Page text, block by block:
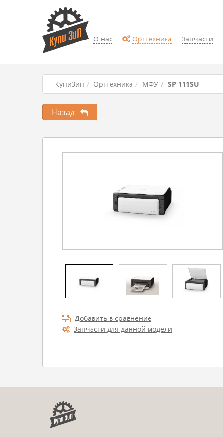
О нас Оргтехника Запчасти
КупиЗип Оргтехника МФУ SP 111SU
Назад
Добавить в сравнение
Запчасти для данной модели